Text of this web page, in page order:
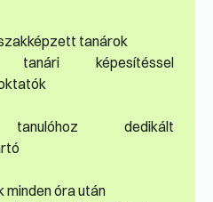
tanárok
tanári képesítéssel
dedikált
minden óra után